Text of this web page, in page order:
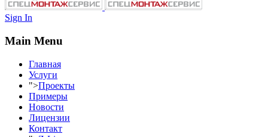
Sign In
Main Menu
Главная
Услуги
">Проекты
Примеры
Новости
Лицензии
Контакт